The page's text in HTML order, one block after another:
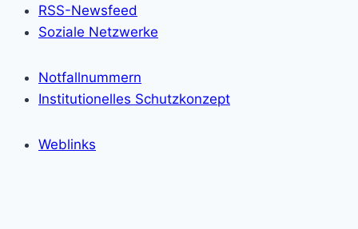
RSS-Newsfeed
Soziale Netzwerke
Notfallnummern
Institutionelles Schutzkonzept
Weblinks